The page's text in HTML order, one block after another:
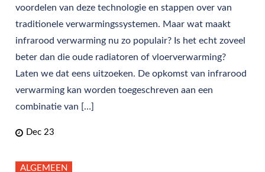
voordelen van deze technologie en stappen over van
traditionele verwarmingssystemen. Maar wat maakt
infrarood verwarming nu zo populair? Is het echt zoveel
beter dan die oude radiatoren of vloerverwarming?
Laten we dat eens uitzoeken. De opkomst van infrarood
verwarming kan worden toegeschreven aan een
combinatie van […]
Dec 23
ALGEMEEN